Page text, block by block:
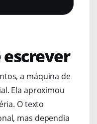
escrever
a máquina de
Ela aproximou
O texto
mas dependia